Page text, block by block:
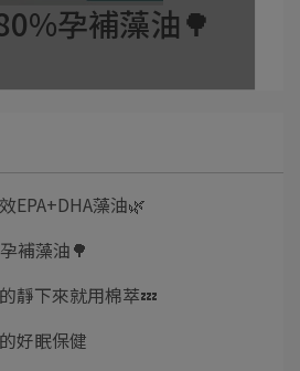
孕補藻油🌳
EPA+DHA藻油🌿
補藻油🌳
靜下來就用棉萃💤
好眠保健